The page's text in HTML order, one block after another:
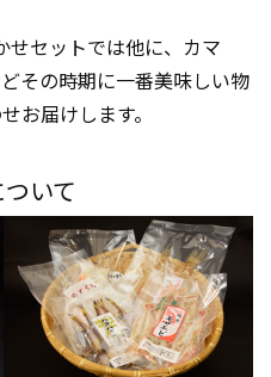
せセットでは他に、カマ
その時期に一番美味しい物
お届けします。
いて